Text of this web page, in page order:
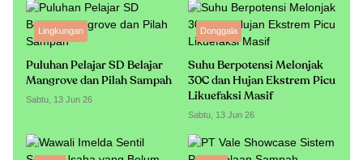
Lingkungan
Puluhan Pelajar SD Belajar
Mangrove dan Pilah Sampah
Sabtu, 13 Jun 26
Donggala
Suhu Berpotensi Melonjak
30C dan Hujan Ekstrem Picu
Likuefaksi Masif
Sabtu, 13 Jun 26